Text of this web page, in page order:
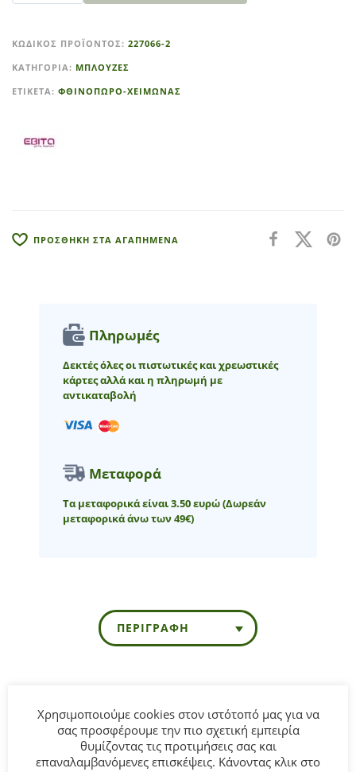
t
e
r
ΚΩΔΙΚΌΣ ΠΡΟΪΌΝΤΟΣ: 227066-2
ΚΑΤΗΓΟΡΊΑ: ΜΠΛΟΥΖΕΣ
ΕΤΙΚΈΤΑ: ΦΘΙΝΟΠΩΡΟ-ΧΕΙΜΩΝΑΣ
ΠΡΟΣΘΗΚΗ ΣΤΑ ΑΓΑΠΗΜΕΝΑ
Πληρωμές
Δεκτές όλες οι πιστωτικές και χρεωστικές
κάρτες αλλά και η πληρωμή με
αντικαταβολή
Μεταφορά
Τα μεταφορικά είναι 3.50 ευρώ(Δωρεάν
μεταφορικά άνω των 49€)
ΠΕΡΙΓΡΑΦΉ
ροζ χρώμα.
95% Βαμβάκι 5% Ελασταν.
Χρησιμοποιούμε cookies στον ιστότοπό μας για να
σας προσφέρουμε την πιο σχετική εμπειρία
θυμίζοντας τις προτιμήσεις σας και
επαναλαμβανόμενες επισκέψεις. Κάνοντας κλικ στο